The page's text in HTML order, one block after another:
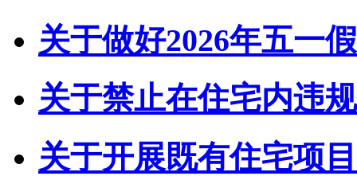
关于做好2026年五一
关于禁止在住宅内违
关于开展既有住宅项